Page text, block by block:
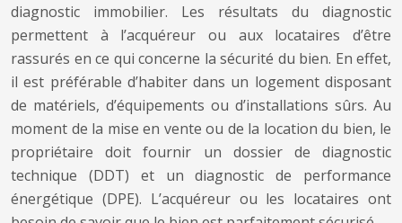
diagnostic immobilier. Les résultats du diagnostic
permettent à l’acquéreur ou aux locataires d’être
rassurés en ce qui concerne la sécurité du bien. En effet,
il est préférable d’habiter dans un logement disposant
de matériels, d’équipements ou d’installations sûrs. Au
moment de la mise en vente ou de la location du bien, le
propriétaire doit fournir un dossier de diagnostic
technique (DDT) et un diagnostic de performance
énergétique (DPE). L’acquéreur ou les locataires ont